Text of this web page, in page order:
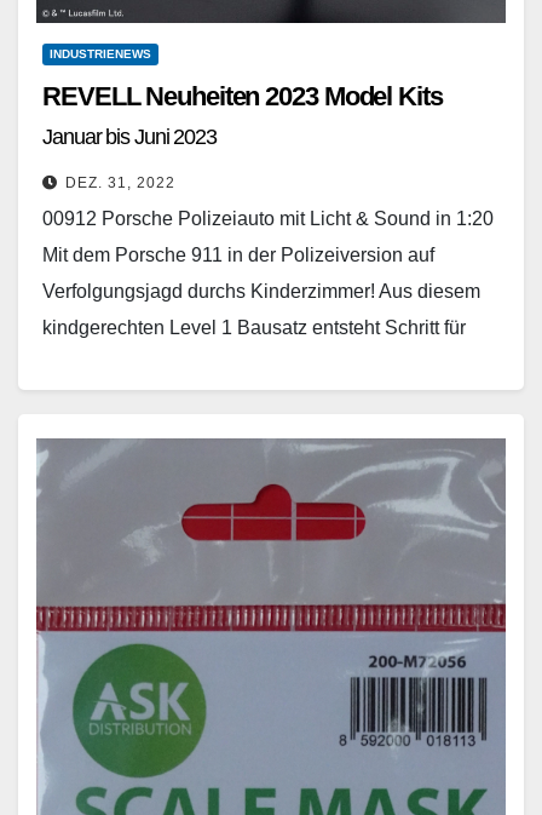
INDUSTRIENEWS
REVELL Neuheiten 2023 Model Kits
Januar bis Juni 2023
DEZ. 31, 2022
00912 Porsche Polizeiauto mit Licht & Sound in 1:20
Mit dem Porsche 911 in der Polizeiversion auf
Verfolgungsjagd durchs Kinderzimmer! Aus diesem
kindgerechten Level 1 Bausatz entsteht Schritt für